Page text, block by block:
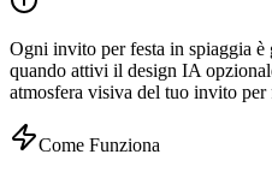
Ogni invito per festa in spiaggia
quando attivi il design IA
atmosfera visiva del tuo invito per
Come Funziona